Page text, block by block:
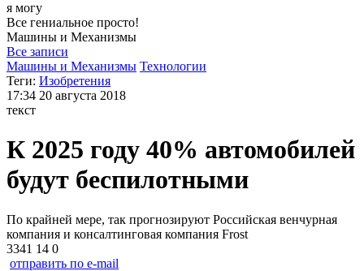
я могу
Все гениальное просто!
Машины и Механизмы
Все записи
Машины и Механизмы Технологии
Теги: Изобретения
17:34 20 августа 2018
текст
К 2025 году 40% автомобилей
будут беспилотными
По крайней мере, так прогнозируют Российская венчурная
компания и консалтинговая компания Frost
3341 14 0
отправить по e-mail